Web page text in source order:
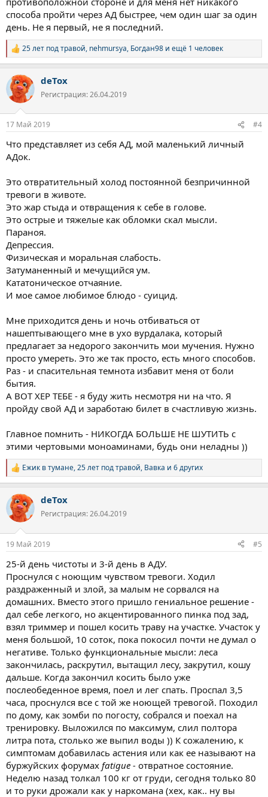
способа пройти через АД быстрее, чем один шаг за один
день. Не я первый, не я последний.
Р
е
к
ц
и
25 лет под травой, nehmursya, Богдан98 и ещё 1 человек
deTox
Регистрация: 26.04.2019
17 Май 2019 #4
Что представляет из себя АД, мой маленький личный
АДок.
Это отвратительный холод постоянной безпричинной
тревоги в животе.
Это жар стыда и отвращения к себе в голове.
Это острые и тяжелые как обломки скал мысли.
Параноя.
Депрессия.
Физическая и моральная слабость.
Затуманенный и мечущийся ум.
Кататоническое отчаяние.
И мое самое любимое блюдо - суицид.
Мне приходится день и ночь отбиваться от
нашептывающего мне в ухо вурдалака, который
предлагает за недорого закончить мои мучения. Нужно
просто умереть. Это же так просто, есть много способов.
Раз - и спасительная темнота избавит меня от боли
бытия.
А ВОТ ХЕР ТЕБЕ - я буду жить несмотря ни на что. Я
пройду свой АД и заработаю билет в счастливую жизнь.
Главное помнить - НИКОГДА БОЛЬШЕ НЕ ШУТИТЬ с
этими чертовыми моноаминами, будь они неладны ))
Р
е
к
ц
и
Ежик в тумане,25 лет под травой, Вавка и 6 других
deTox
Регистрация: 26.04.2019
19 Май 2019 #5
25-й день чистоты и 3-й день в АДУ.
Проснулся с ноющим чувством тревоги. Ходил
раздраженный и злой, за малым не сорвался на
домашних. Вместо этого пришло гениальное решение -
дал себе легкого, но акцентированного пинка под зад,
взял триммер и пошел косить траву на участке. Участок у
меня большой, 10 соток, пока покосил почти не думал о
негативе. Только функциональные мысли: леса
закончилась, раскрутил, вытащил лесу, закрутил, кошу
дальше. Когда закончил косить было уже
послеобеденное время, поел и лег спать. Проспал 3,5
часа, проснулся все с той же ноющей тревогой. Походил
по дому, как зомби по погосту, собрался и поехал на
тренировку. Выложился по максимум, слил полтора
литра пота, столько же выпил воды )) К сожалению, к
симптомам добавилась астения или как ее называют на
буржуйских форумах fatigue - отвратное состояние.
Неделю назад толкал 100 кг от груди, сегодня только 80
и то руки дрожали как у наркомана (хех, как.. ну вы